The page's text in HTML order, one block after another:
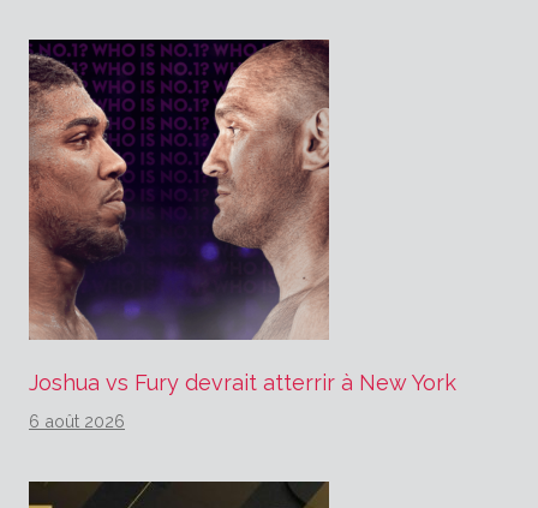
Joshua vs Fury devrait atterrir à New York
6 août 2026